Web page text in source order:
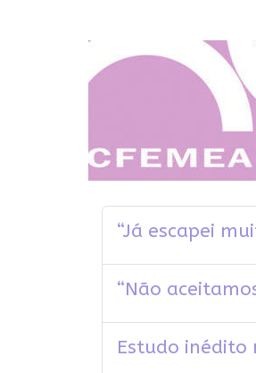
“Já escapei
“Não
Estudo inédito